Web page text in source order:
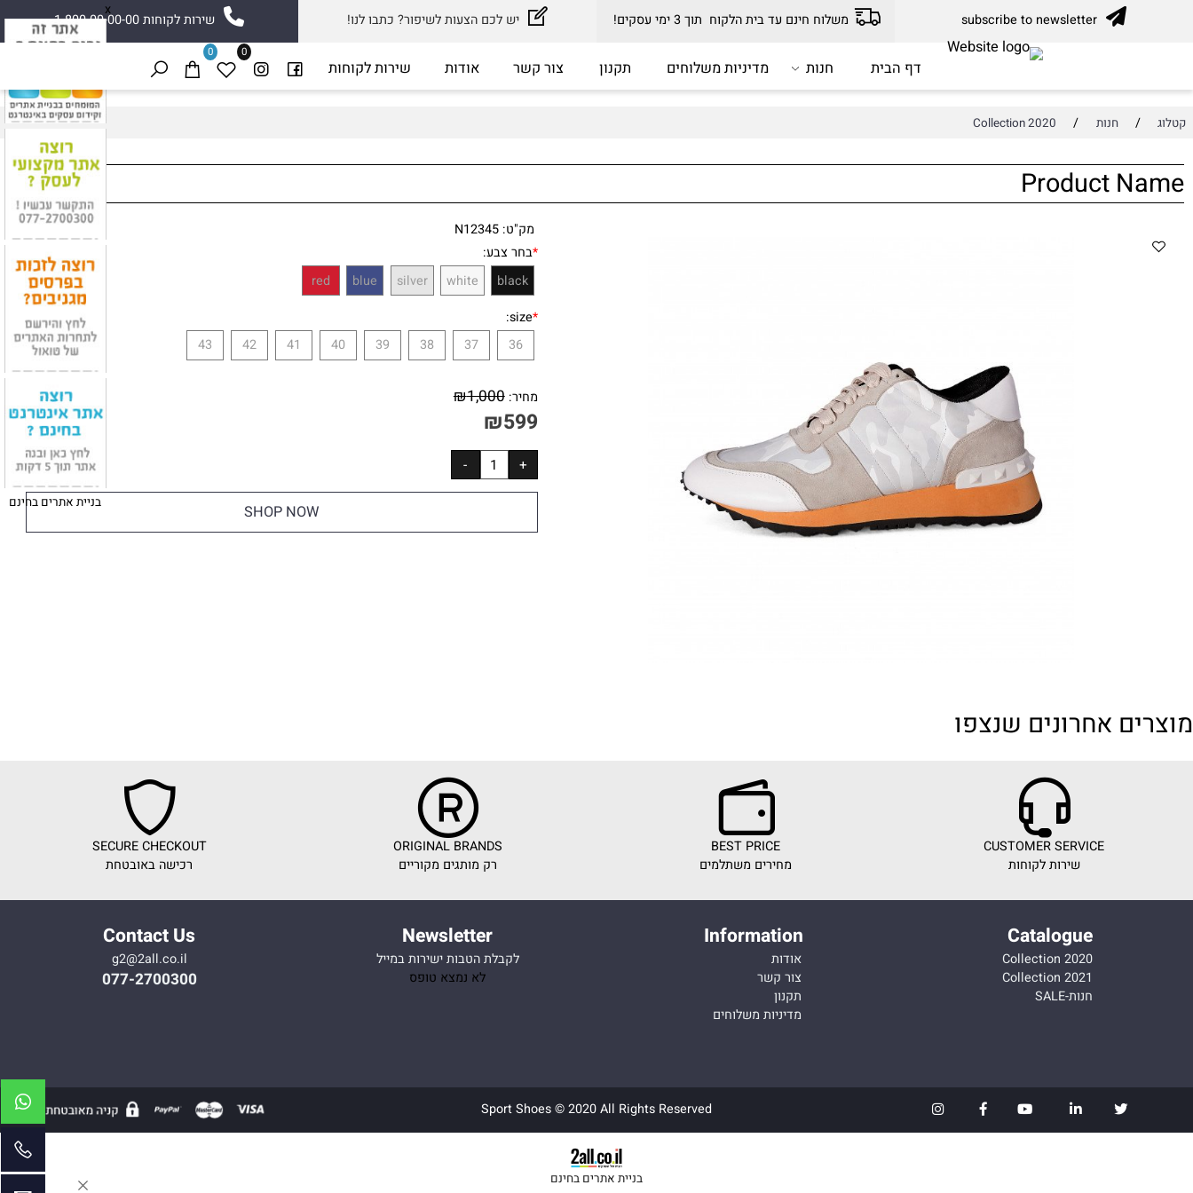
x
subscribe to newsletter משלוח חינם עד בית הלקוח תוך 3 ימי עסקים! יש לכם הצעות לשיפור? כתבו לנו! שירות לקוחות 1-800-00-00-00
0
דף הבית מדיניות משלוחים תקנון צור קשר אודות שירות לקוחות
/ חנות /
Collection 2020
Product
מק"ט:N12345
בחר צבע:
black
white
silver
blue
red
size:
36
37
38
39
40
41
42
43
מחיר: ₪1,000
₪ 599
SHOP NOW
שירות לקוחות מחירים משתלמים רק מותגים מקוריים רכישה באובטחת
Catalogue
Collection 2020
Information
צור קשר
Newsletter
Contact Us
Sport Shoes © 2020 All Rights Reserved